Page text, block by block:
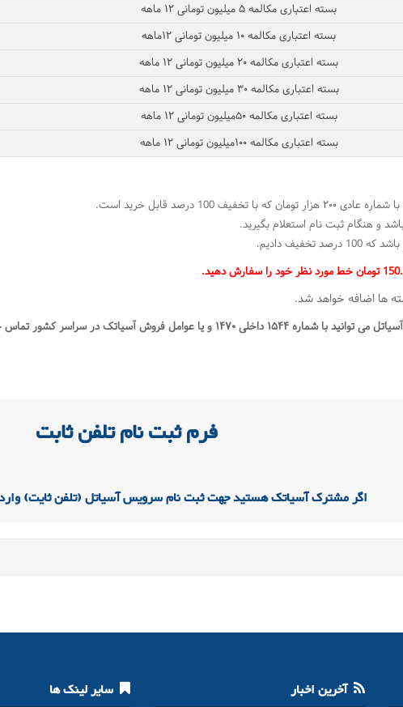
بسته اعتباری مکالمه ۵ میلیون تومانی ۱۲ ماهه
بسته اعتباری مکالمه ۱۰ میلیون تومانی ۱۲ماهه
بسته اعتباری مکالمه ۲۰ میلیون تومانی ۱۲ ماهه
بسته اعتباری مکالمه ۳۰ میلیون تومانی ۱۲ ماهه
بسته اعتباری مکالمه ۵۰میلیون تومانی ۱۲ ماهه
بسته اعتباری مکالمه ۱۰۰میلیون تومانی ۱۲ ماهه
100 درصد قابل خرید است.
و هنگام ثبت نام استعلام بگیرید.
ها اضافه خواهد شد.
فروش آسیاتک در سراسر کشور تماس حاصل فرمایید.
فرم ثبت نام تلفن ثابت
اگر مشترک آسیاتک هستید جهت ثبت نام سرویس آسیاتل (تلفن ثایت)
آخرین اخبار سایر لینک ها